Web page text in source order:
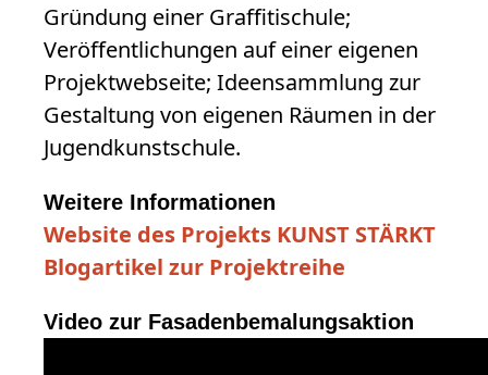
Gründung einer Graffitischule;
Veröffentlichungen auf einer eigenen
Projektwebseite; Ideensammlung zur
Gestaltung von eigenen Räumen in der
Jugendkunstschule.
Weitere Informationen
Website des Projekts KUNST STÄRKT
Blogartikel zur Projektreihe
Video zur Fasadenbemalungsaktion